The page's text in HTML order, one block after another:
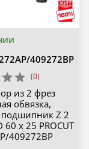
409272BP
(0)
из 2 фрез
обвязка,
Z 2
60 x 25 PROCUT
409272BP